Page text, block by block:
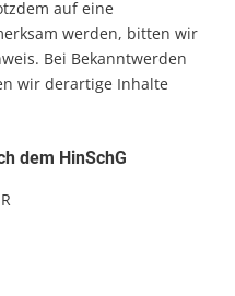
auf eine
werden, bitten wir
Bei Bekanntwerden
wir derartige Inhalte
dem HinSchG